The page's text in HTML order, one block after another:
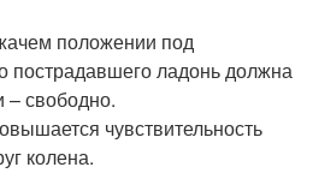
положении под
пострадавшего ладонь должна
– свободно.
чувствительность
колена.